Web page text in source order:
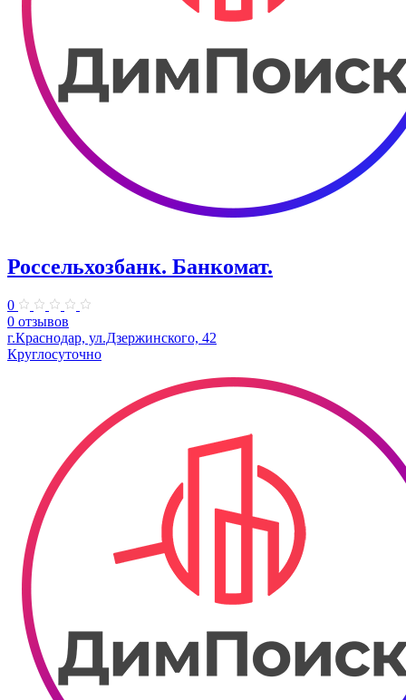
Россельхозбанк. Банкомат.
0
0 отзывов
г.Краснодар, ул.Дзержинского, 42
Круглосуточно